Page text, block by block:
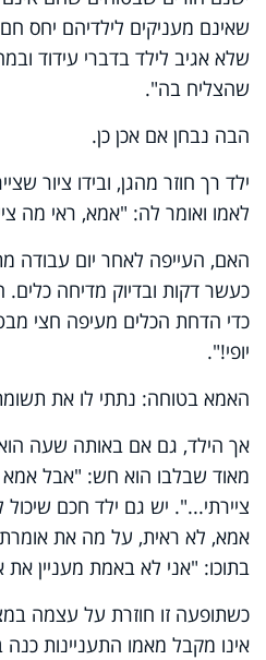
שאינם מעניקים לילדיהם יחס
שלא אגיב לילד בדברי עידוד
שהצליח בה".
הבה נבחן אם אכן כן.
ילד רך חוזר מהגן, ובידו ציור
לאמו ואומר לה: "אמא, ראי מה
האם, העייפה לאחר יום עבודה
כעשר דקות ובדיוק מדיחה כלים.
כדי הדחת הכלים מעיפה חצי
יופי!".
האמא בטוחה: נתתי לו את
אך הילד, גם אם באותה שעה הוא
מאוד שבלבו הוא חש: "אבל
ציירתי...". יש גם ילד חכם
אמא, לא ראית, על מה את אומרת
בתוכו: "אני לא באמת מעניין
כשתופעה זו חוזרת על עצמה
אינו מקבל מאמו התעניינות כנה